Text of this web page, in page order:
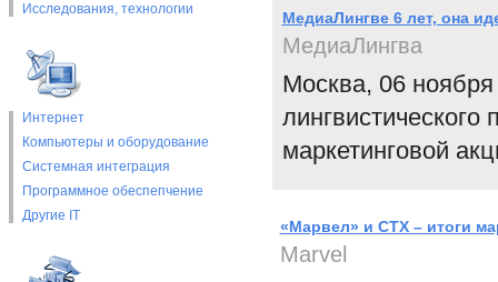
Исследования, технологии
Интернет
Компьютеры и оборудование
Системная интеграция
Программное обеспепчение
Другие IT
МедиаЛингве 6 лет, она
МедиаЛингва
Москва, 06
маркетинговой
«Марвел» и СТХ – итоги
Marvel